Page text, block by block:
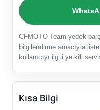
CFMOTO Team yedek
bilgilendirme amacıyla
kullanıcıyı ilgili yetkili
Kısa Bilgi